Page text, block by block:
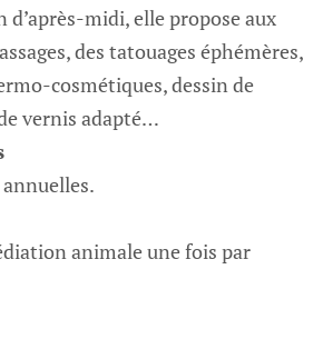
d’après-midi, elle propose aux
des tatouages éphémères,
cosmétiques, dessin de
vernis adapté…
animale une fois par